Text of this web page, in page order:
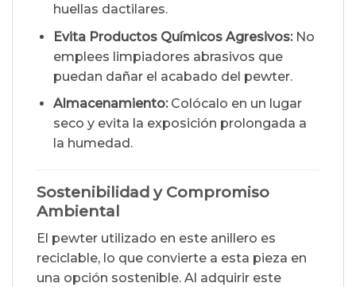
huellas dactilares.
Evita Productos Químicos Agresivos:No
emplees limpiadores abrasivos que
puedan dañar el acabado del pewter.
Almacenamiento:Colócalo en un lugar
seco y evita la exposición prolongada a
la humedad.
Sostenibilidad y Compromiso
Ambiental
El pewter utilizado en este anillero es
reciclable, lo que convierte a esta pieza en
una opción sostenible. Al adquirir este